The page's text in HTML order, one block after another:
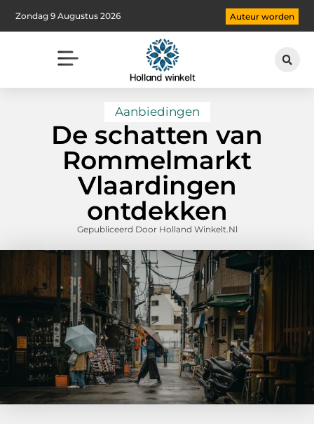
Zondag 9 Augustus 2026 Auteur worden
Aanbiedingen
De schatten van
Rommelmarkt
Vlaardingen
ontdekken
Gepubliceerd Door Holland Winkelt.nl